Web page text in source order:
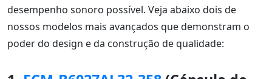
desempenho sonoro possível. Veja abaixo dois de
nossos modelos mais avançados que demonstram o
poder do design e da construção de qualidade: